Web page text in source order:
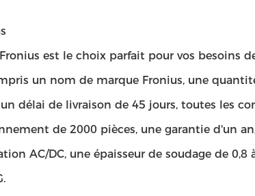
est le choix parfait pour vos besoins
un nom de marque Fronius, une
délai de livraison de 45 jours, toutes les
de 2000 pièces, une garantie d'un
AC/DC, une épaisseur de soudage de